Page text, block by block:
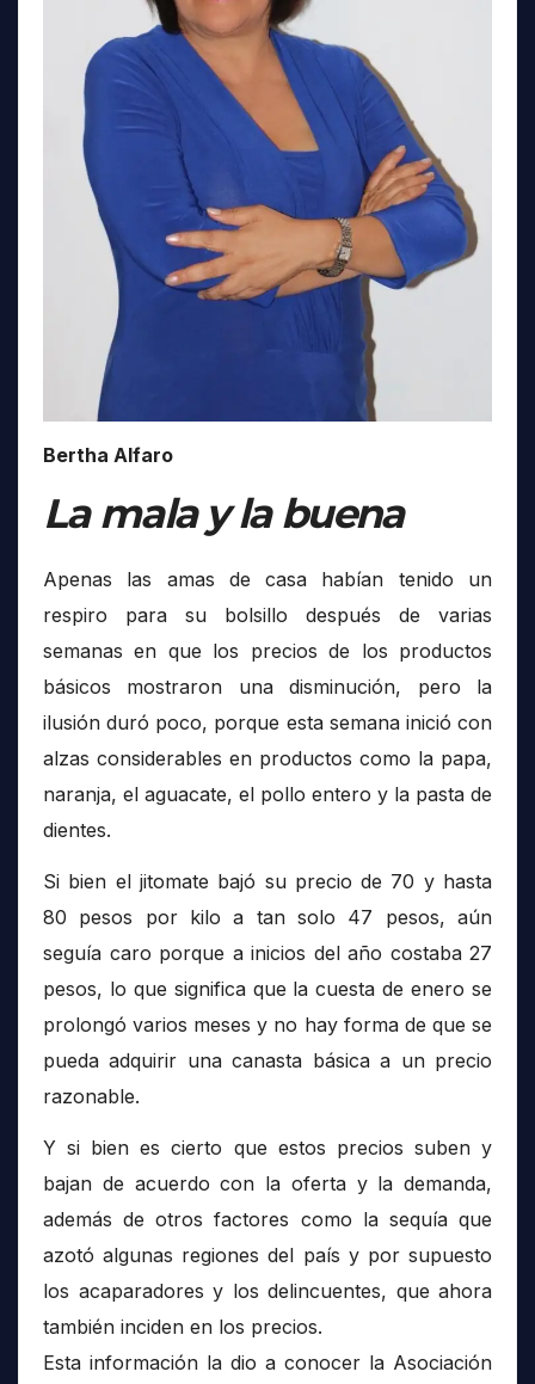
Bertha Alfaro
La mala y la buena
Apenas las amas de casa habían tenido un
respiro para su bolsillo después de varias
semanas en que los precios de los productos
básicos mostraron una disminución, pero la
ilusión duró poco, porque esta semana inició con
alzas considerables en productos como la papa,
naranja, el aguacate, el pollo entero y la pasta de
dientes.
Si bien el jitomate bajó su precio de 70 y hasta
80 pesos por kilo a tan solo 47 pesos, aún
seguía caro porque a inicios del año costaba 27
pesos, lo que significa que la cuesta de enero se
prolongó varios meses y no hay forma de que se
pueda adquirir una canasta básica a un precio
razonable.
Y si bien es cierto que estos precios suben y
bajan de acuerdo con la oferta y la demanda,
además de otros factores como la sequía que
azotó algunas regiones del país y por supuesto
los acaparadores y los delincuentes, que ahora
también inciden en los precios.
Esta información la dio a conocer la Asociación